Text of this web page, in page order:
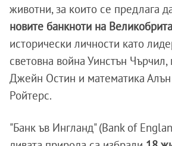
животни, за които се предлага
новите банкноти на
исторически личности като
световна война Уинстън Чърчил,
Джейн Остин и математика
Ройтерс.
"Банк ъв Ингланд" (Bank of